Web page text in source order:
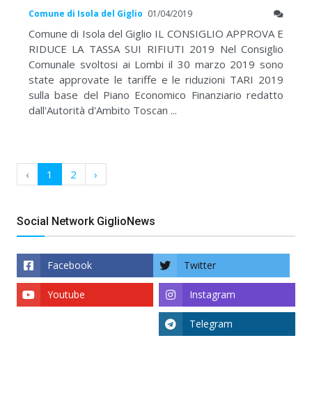
Comune di Isola del Giglio 01/04/2019
Comune di Isola del Giglio IL CONSIGLIO APPROVA E
RIDUCE LA TASSA SUI RIFIUTI 2019 Nel Consiglio
Comunale svoltosi ai Lombi il 30 marzo 2019 sono
state approvate le tariffe e le riduzioni TARI 2019
sulla base del Piano Economico Finanziario redatto
dall'Autorità d'Ambito Toscan ...
‹ 1 2 ›
Social Network GiglioNews
Facebook Twitter
Instagram
Youtube
Telegram